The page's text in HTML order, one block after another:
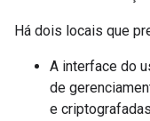
Há dois locais que
A interface do
de
e